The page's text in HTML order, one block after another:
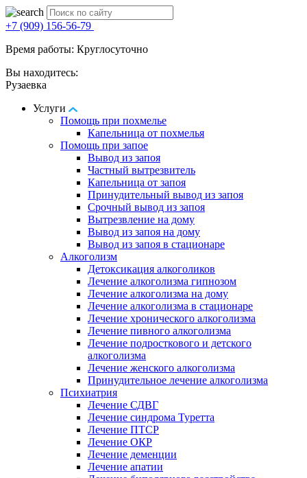
+7 (909) 156-56-79
Время работы: Круглосуточно
Вы находитесь:
Рузаевка
Услуги
Помощь при похмелье
Капельница от похмелья
Помощь при запое
Вывод из запоя
Частный вытрезвитель
Капельница от запоя
Принудительный вывод из запоя
Срочный вывод из запоя
Вытрезвление на дому
Вывод из запоя на дому
Вывод из запоя в стационаре
Алкоголизм
Детоксикация алкоголиков
Лечение алкоголизма гипнозом
Лечение алкоголизма на дому
Лечение алкоголизма в стационаре
Лечение хронического алкоголизма
Лечение пивного алкоголизма
Лечение подросткового и детского
алкоголизма
Лечение женского алкоголизма
Принудительное лечение алкоголизма
Психиатрия
Лечение СДВГ
Лечение синдрома Туретта
Лечение ПТСР
Лечение ОКР
Лечение деменции
Лечение апатии